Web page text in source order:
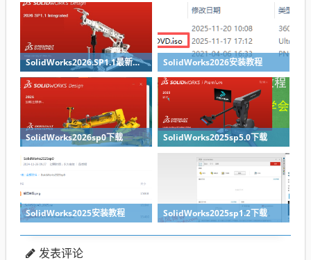
SolidWorks2026.SP1.1最新版免费下载 SolidWorks2026安装教程
SolidWorks2026sp0下载 SolidWorks2025sp5.0下载
SolidWorks2025安装教程 SolidWorks2025sp1.2下载
发表评论